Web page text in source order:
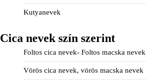
Kutyanevek
Cica nevek szín szerint
Foltos cica nevek- Foltos macska nevek
Vörös cica nevek, vörös macska nevek